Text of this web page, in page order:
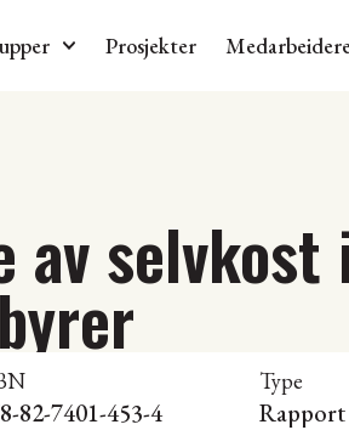
Prosjekter
av
82-7401-453-4
Type
Rapport